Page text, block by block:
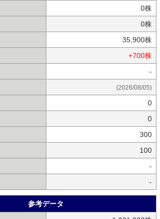
0株
0株
35,900株
+700株
-
(2026/08/05)
0
0
300
100
-
-
参考データ